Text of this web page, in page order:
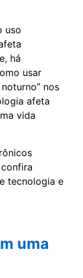
uso
há
usar
nos
afeta
vida
confira
tecnologia e
uma